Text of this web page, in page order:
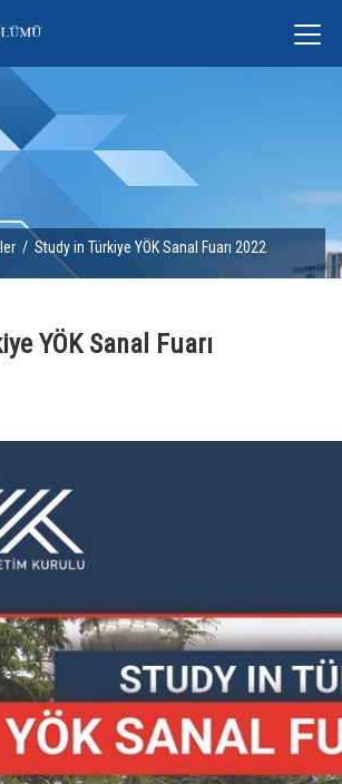
/ Study in Türkiye YÖK Sanal Fuarı 2022
YÖK Sanal Fuarı